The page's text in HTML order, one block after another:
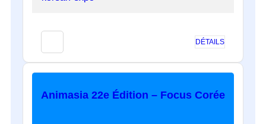
DÉTAILS
Animasia 22e Édition – Focus Corée